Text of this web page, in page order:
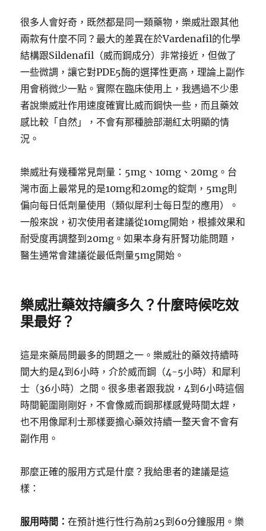
很多人會好奇，既然都是同一類藥物，樂威壯跟其他
兩款有什麼不同？最大的差異在於Vardenafil的化學
結構跟Sildenafil（威而鋼成分）非常接近，但做了
一些微調，讓它對PDE5酶的選擇性更高，理論上副作
用會稍微少一點。實際在臨床使用上，我遇過不少患
者說樂威壯作用速度確實比威而鋼快一些，而且藥效
感比較「自然」，不會有那種臉部潮紅太明顯的情
況。
樂威壯有幾種常見劑量：5mg、10mg、20mg。台
灣市面上最常見的是10mg和20mg的錠劑，5mg則
偏向每日低劑量使用（類似犀利士每日型的應用）。
一般來說，初次使用者建議從10mg開始，根據效果和
耐受度再調整到20mg。如果本身有肝腎功能問題，
醫生通常會建議從最低劑量5mg開始。
樂威壯藥效持續多久？什麼時候吃效
果最好？
這是來藥局問最多的問題之一。樂威壯的藥效持續時
間大約是4到6小時，介於威而鋼（4-5小時）和犀利
士（36小時）之間。很多患者跟我說，4到6小時這個
時間範圍剛剛好，不會像威而鋼那樣感覺時間太趕，
也不用像犀利士那樣要擔心藥效持續一整天會不會有
副作用。
那麼正確的服用方式是什麼？我給患者的建議是這
樣：
服用時間：在預計進行性行為前25到60分鐘服用。樂